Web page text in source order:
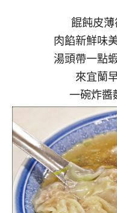
餛飩皮
肉餡新鮮味
湯頭帶一點
來宜蘭
一碗炸醬